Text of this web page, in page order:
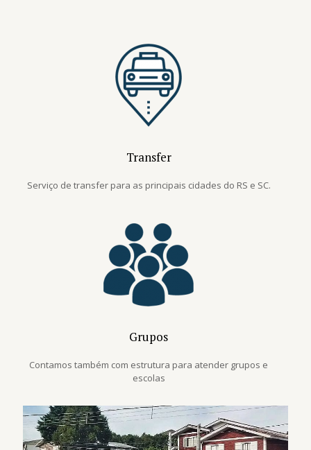
Transfer
Serviço de transfer para as principais cidades do RS e SC.
Grupos
Contamos também com estrutura para atender grupos e
escolas